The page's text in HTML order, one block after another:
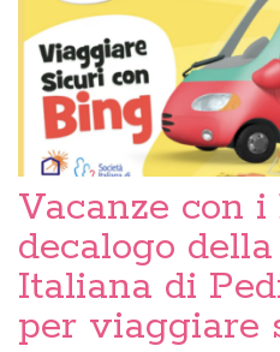
Vacanze con
decalogo
Italiana di
per viaggiare